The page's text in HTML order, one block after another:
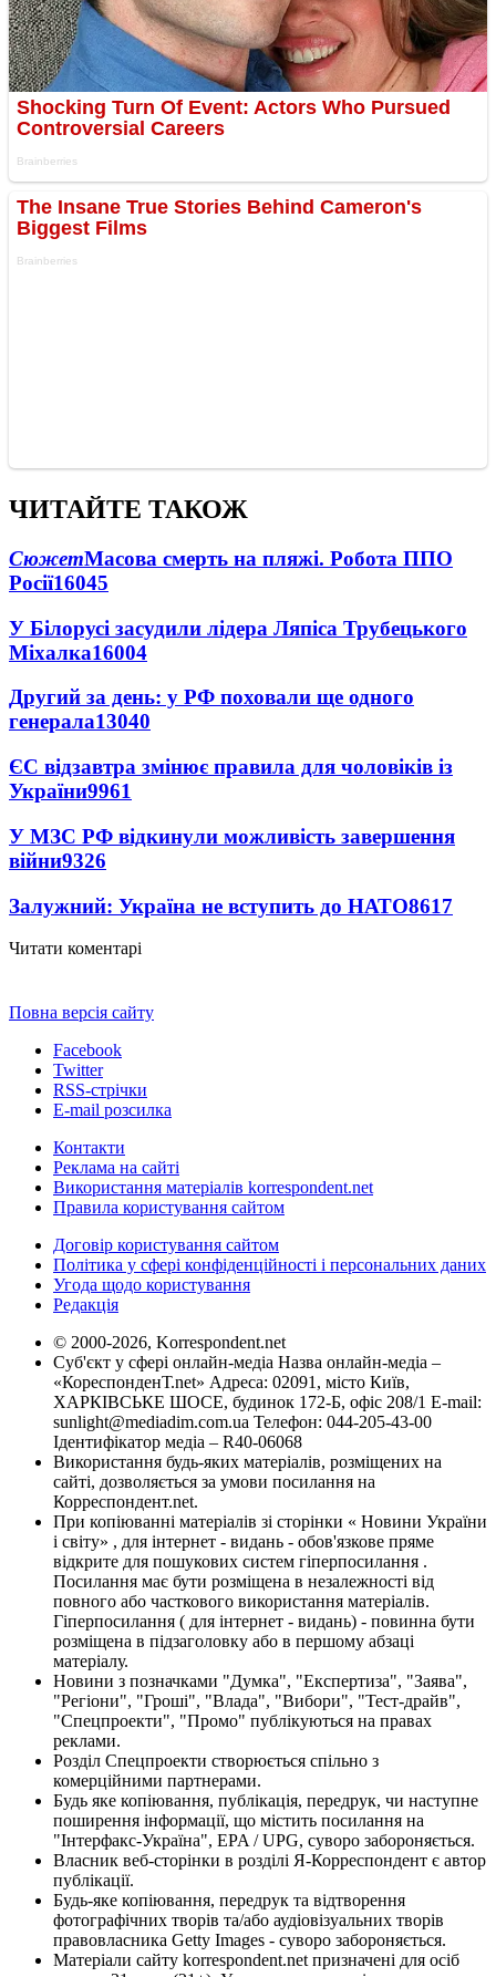
ЧИТАЙТЕ ТАКОЖ
СюжетМасова смерть на пляжі. Робота ППО
Росії16045
У Білорусі засудили лідера Ляпіса Трубецького
Міхалка16004
Другий за день: у РФ поховали ще одного
генерала13040
ЄС відзавтра змінює правила для чоловіків із
України9961
У МЗС РФ відкинули можливість завершення
війни9326
Залужний: Україна не вступить до НАТО8617
Читати коментарі
Повна версія сайту
Facebook
Twitter
RSS-стрічки
E-mail розсилка
Контакти
Реклама на сайті
Використання матеріалів korrespondent.net
Правила користування сайтом
Договір користування сайтом
Політика у сфері конфіденційності і персональних даних
Угода щодо користування
Редакція
© 2000-2026, Korrespondent.net
Суб'єкт у сфері онлайн-медіа Назва онлайн-медіа –
«КореспонденТ.net» Адреса: 02091, місто Київ,
ХАРКІВСЬКЕ ШОСЕ, будинок 172-Б, офіс 208/1 E-mail:
sunlight@mediadim.com.ua Телефон: 044-205-43-00
Ідентифікатор медіа – R40-06068
Використання будь-яких матеріалів, розміщених на
сайті, дозволяється за умови посилання на
Корреспондент.net.
При копіюванні матеріалів зі сторінки « Новини України
і світу» , для інтернет - видань - обов'язкове пряме
відкрите для пошукових систем гіперпосилання .
Посилання має бути розміщена в незалежності від
повного або часткового використання матеріалів.
Гіперпосилання ( для інтернет - видань) - повинна бути
розміщена в підзаголовку або в першому абзаці
матеріалу.
Новини з позначками "Думка", "Експертиза", "Заява",
"Регіони", "Гроші", "Влада", "Вибори", "Тест-драйв",
"Спецпроекти", "Промо" публікуються на правах
реклами.
Розділ Спецпроекти створюється спільно з
комерційними партнерами.
Будь яке копіювання, публікація, передрук, чи наступне
поширення інформації, що містить посилання на
"Інтерфакс-Україна", EPA / UPG, суворо забороняється.
Власник веб-сторінки в розділі Я-Корреспондент є автор
публікації.
Будь-яке копіювання, передрук та відтворення
фотографічних творів та/або аудіовізуальних творів
правовласника Getty Images - суворо забороняється.
Матеріали сайту korrespondent.net призначені для осіб